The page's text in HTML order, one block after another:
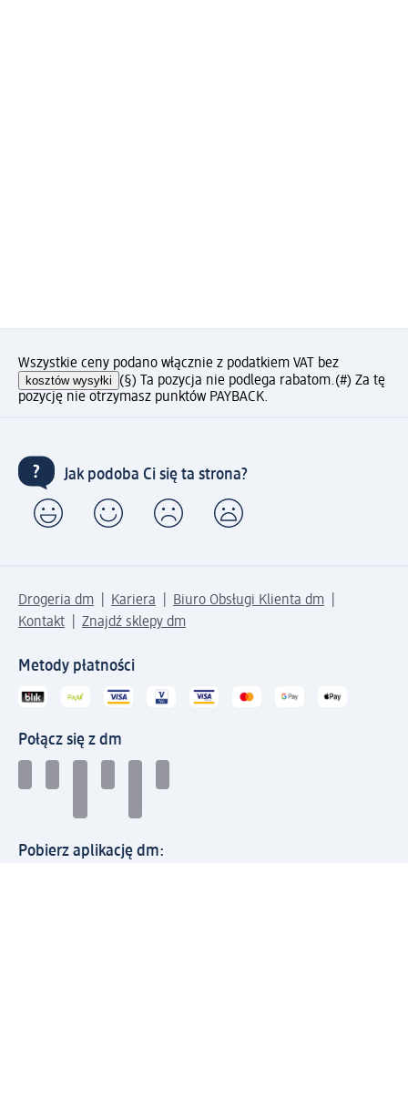
Wszystkie ceny podano włącznie z podatkiem VAT bez
kosztów wysyłki (§) Ta pozycja nie podlega rabatom.(#) Za tę
pozycję nie otrzymasz punktów PAYBACK.
Jak podoba Ci się ta strona?
Drogeria dm Kariera
Biuro Obsługi Klienta dm
Kontakt
Znajdź sklepy dm
Metody płatności
Połącz się z dm
Pobierz aplikację dm: